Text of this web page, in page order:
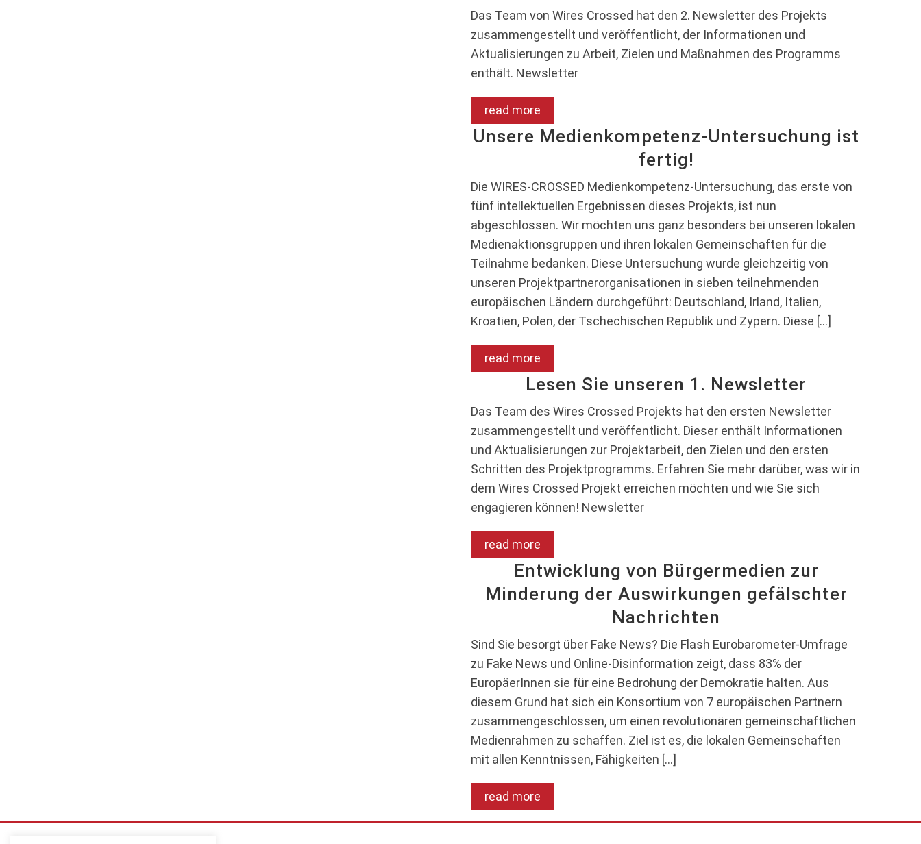
Das Team von Wires Crossed hat den 2. Newsletter des Projekts
zusammengestellt und veröffentlicht, der Informationen und
Aktualisierungen zu Arbeit, Zielen und Maßnahmen des Programms
enthält. Newsletter
read more
Unsere Medienkompetenz-Untersuchung ist
fertig!
Die WIRES-CROSSED Medienkompetenz-Untersuchung, das erste von
fünf intellektuellen Ergebnissen dieses Projekts, ist nun
abgeschlossen. Wir möchten uns ganz besonders bei unseren lokalen
Medienaktionsgruppen und ihren lokalen Gemeinschaften für die
Teilnahme bedanken. Diese Untersuchung wurde gleichzeitig von
unseren Projektpartnerorganisationen in sieben teilnehmenden
europäischen Ländern durchgeführt: Deutschland, Irland, Italien,
Kroatien, Polen, der Tschechischen Republik und Zypern. Diese […]
read more
Lesen Sie unseren 1. Newsletter
Das Team des Wires Crossed Projekts hat den ersten Newsletter
zusammengestellt und veröffentlicht. Dieser enthält Informationen
und Aktualisierungen zur Projektarbeit, den Zielen und den ersten
Schritten des Projektprogramms. Erfahren Sie mehr darüber, was wir in
dem Wires Crossed Projekt erreichen möchten und wie Sie sich
engagieren können! Newsletter
read more
Entwicklung von Bürgermedien zur
Minderung der Auswirkungen gefälschter
Nachrichten
Sind Sie besorgt über Fake News? Die Flash Eurobarometer-Umfrage
zu Fake News und Online-Disinformation zeigt, dass 83% der
EuropäerInnen sie für eine Bedrohung der Demokratie halten. Aus
diesem Grund hat sich ein Konsortium von 7 europäischen Partnern
zusammengeschlossen, um einen revolutionären gemeinschaftlichen
Medienrahmen zu schaffen. Ziel ist es, die lokalen Gemeinschaften
mit allen Kenntnissen, Fähigkeiten […]
read more